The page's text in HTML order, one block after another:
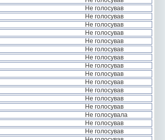
Не голосував
Не голосував
Не голосував
Не голосував
Не голосував
Не голосував
Не голосував
Не голосував
Не голосував
Не голосував
Не голосував
Не голосував
Не голосував
Не голосувала
Не голосував
Не голосував